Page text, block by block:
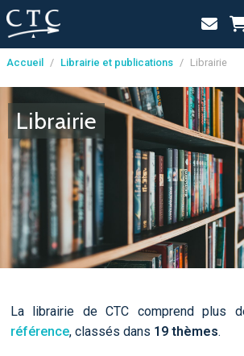
Panneau de gestion des cookies
Accueil / Librairie et publications / Librairie
Librairie
La librairie de CTC comprend plus
référence, classés dans 19 thèmes.